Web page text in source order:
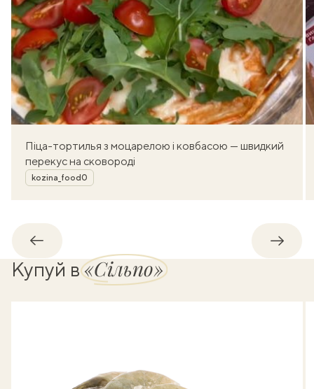
Піца-тортилья з моцарелою і ковбасою — швидкий
перекус на сковороді
Автор
kozina_food0
Назад
Купуй в«Сільпо»